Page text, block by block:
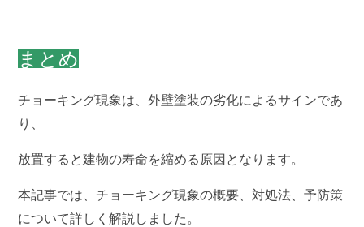
まとめ
チョーキング現象は、外壁塗装の劣化によるサインであ
り、
放置すると建物の寿命を縮める原因となります。
本記事では、チョーキング現象の概要、対処法、予防策
について詳しく解説しました。